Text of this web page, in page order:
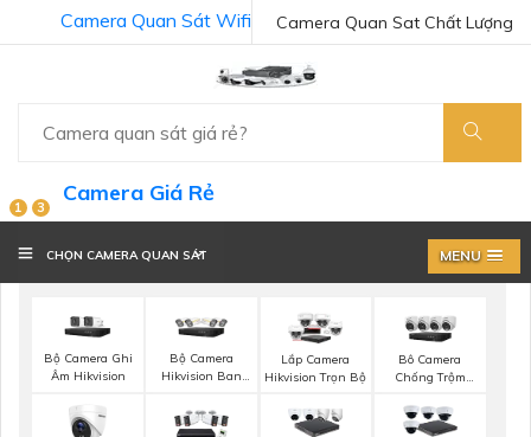
Camera Quan Sat Chất Lượng
Camera Quan Sát Wifi
1 3
Camera Giá Rẻ
CHỌN CAMERA QUAN SÁT MENU
Bộ Camera Ghi
Âm Hikvision
Bộ Camera
Hikvision Ban
Lắp Camera
Hikvision Trọn Bộ
Bô Camera
Chống Trộm